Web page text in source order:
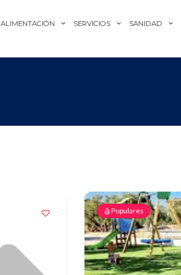
ALIMENTACIÓN SERVICIOS SANIDAD
Populares